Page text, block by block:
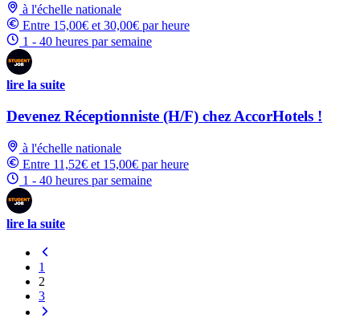
à l'échelle nationale
Entre 15,00€ et 30,00€ par heure
1 - 40 heures par semaine
lire la suite
Devenez Réceptionniste (H/F) chez AccorHotels !
à l'échelle nationale
Entre 11,52€ et 15,00€ par heure
1 - 40 heures par semaine
lire la suite
1
2
3